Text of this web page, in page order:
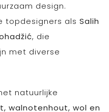
design.
topdesigners als Salih
, die
met diverse
natuurlijke
walnotenhout, wol en